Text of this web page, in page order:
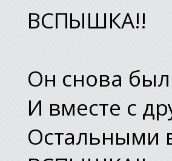
ВСПЫШКА!!
Он снова был
И вместе с
Остальными